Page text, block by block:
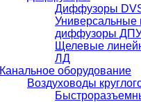
Диффузоры
Универсальные
диффузоры
Щелевые
ЛД
Канальное оборудование
Воздуховоды